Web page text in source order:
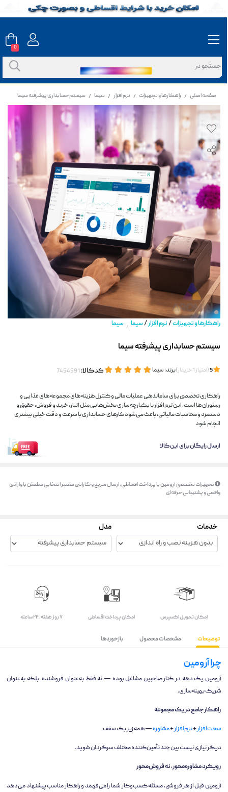
صفحه اصلی / راهکارها و تجهیزات / نرم افزار / سیما / سیستم حسابداری پیشرفته سیما
راهکارها و تجهیزات/نرم افزار/سیما / سیما
سیستم حسابداری پیشرفته سیما
5
(امتیاز1خریدار)برند:سیما کدکالا:
راهکاری تخصصی برای ساماندهی عملیات مالی و کنترل هزینه ‌های مجموعه ‌های غذایی و
رستوران ها است. این نرم‌افزار با یکپارچه‌سازی بخش‌هایی مثل انبار، خرید و فروش، حقوق و
دستمزد و محاسبات مالیاتی، باعث می‌شود کارهای حسابداری با سرعت و دقت خیلی بیشتری
انجام شود
ارسال رایگان برای این کالا
تجهیزات تخصصی آرومین با پرداخت اقساطی، ارسال سریع و گارانتی معتبر انتخابی مطمئن با وارانتی
واقعی و پشتیبانی حرفه‌ای
خدمات مدل
اﻣﮑﺎن ﺗﺤﻮﯾﻞ اﮐﺴﭙﺮس امکان پرداخت اقساطی ۷ روز ﻫﻔﺘﻪ، ۲۴ ﺳﺎﻋﺘﻪ
توضیحات مشخصات محصول بازخوردها
چرا آرومین
آرومین یک دهه در کنار صاحبین مشاغل بوده — نه فقط به‌عنوان فروشنده، بلکه به‌عنوان
شریک بهینه‌سازی.
راهکار جامع در یک مجموعه
سخت‌افزار+نرم‌افزار+مشاوره— همه زیر یک سقف.
دیگر نیازی نیست بین چند تأمین‌کننده مختلف سرگردان شوید.
رویکرد مشاوره‌محور، نه فروش‌محور
آرومین قبل از هر فروشی، مسئله کسب‌وکار شما را می‌فهمد و راهکار مناسب پیشنهاد می‌دهد
0